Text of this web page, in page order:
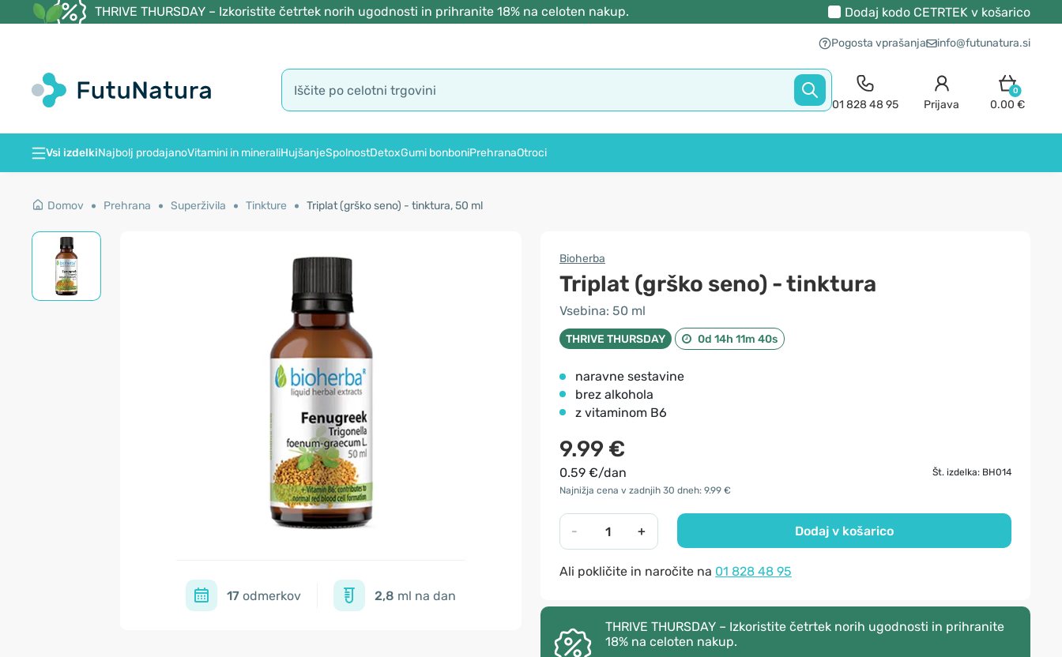
THRIVE THURSDAY – Izkoristite četrtek norih ugodnosti in prihranite 18% na celoten nakup. Dodaj kodo CETRTEKv košarico
Pogosta vprašanja info@futunatura.si
01 828 48 95 Prijava
0
0.00 €
Vsi izdelkiNajbolj prodajanoVitamini in mineraliHujšanjeSpolnostDetoxGumi bonboniPrehranaOtroci
Domov Prehrana Superživila Tinkture Triplat (grško seno) - tinktura, 50 ml
17 odmerkov 2,8 ml na dan
Bioherba
Triplat (grško seno) - tinktura
Vsebina: 50 ml
THRIVE THURSDAY 0d 14h 11m 39s
naravne sestavine
brez alkohola
z vitaminom B6
9.99 €
0.59 €/dan
Št. izdelka: BH014
Najnižja cena v zadnjih 30 dneh: 9.99 €
- + Dodaj v košarico
Ali pokličite in naročite na 01 828 48 95
THRIVE THURSDAY – Izkoristite četrtek norih ugodnosti in prihranite
18% na celoten nakup.